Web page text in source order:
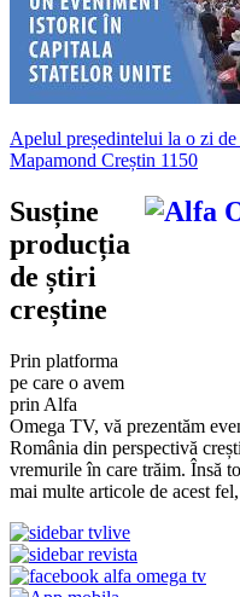
Apelul președintelui la o zi
Mapamond Creștin 1150
Susține
producția
de știri
creștine
Prin platforma
pe care o avem
prin Alfa
Omega TV, vă prezentăm
România din perspectivă
vremurile în care trăim. Însă
mai multe articole de acest fel,